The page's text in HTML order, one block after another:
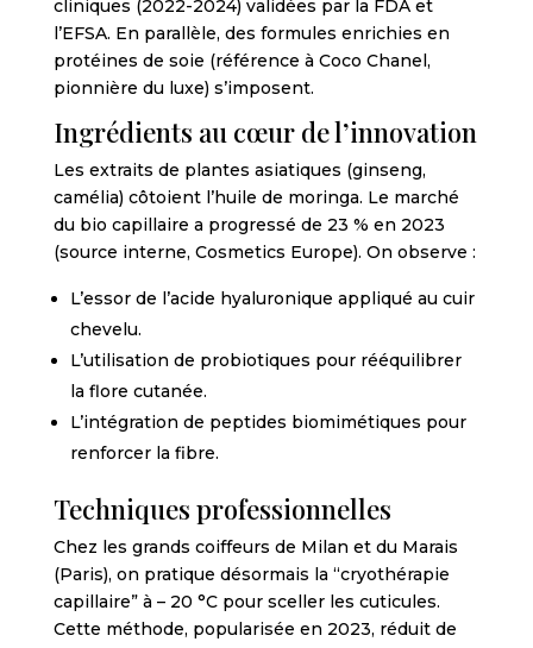
cliniques (2022-2024) validées par la FDA et
l’EFSA. En parallèle, des formules enrichies en
protéines de soie (référence à Coco Chanel,
pionnière du luxe) s’imposent.
Ingrédients au cœur de l’innovation
Les extraits de plantes asiatiques (ginseng,
camélia) côtoient l’huile de moringa. Le marché
du bio capillaire a progressé de 23 % en 2023
(source interne, Cosmetics Europe). On observe :
L’essor de l’acide hyaluronique appliqué au cuir
chevelu.
L’utilisation de probiotiques pour rééquilibrer
la flore cutanée.
L’intégration de peptides biomimétiques pour
renforcer la fibre.
Techniques professionnelles
Chez les grands coiffeurs de Milan et du Marais
(Paris), on pratique désormais la “cryothérapie
capillaire” à – 20 °C pour sceller les cuticules.
Cette méthode, popularisée en 2023, réduit de